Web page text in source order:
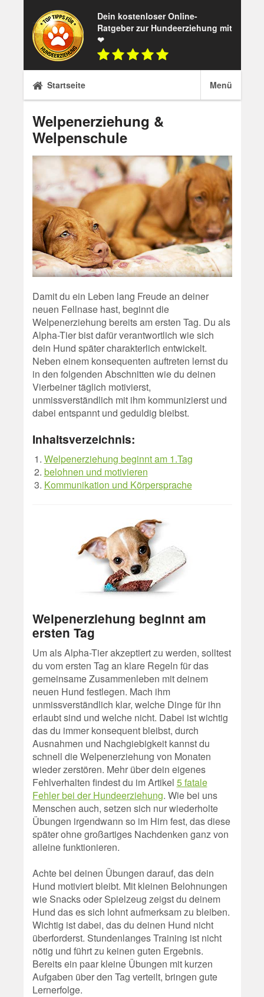
content
Dein kostenloser Online-
Ratgeber zur Hundeerziehung mit
❤
Startseite Menü
Welpenerziehung &
Welpenschule
Damit du ein Leben lang Freude an deiner
neuen Fellnase hast, beginnt die
Welpenerziehung bereits am ersten Tag. Du als
Alpha-Tier bist dafür verantwortlich wie sich
dein Hund später charakterlich entwickelt.
Neben einem konsequenten auftreten lernst du
in den folgenden Abschnitten wie du deinen
Vierbeiner täglich motivierst,
unmissverständlich mit ihm kommunizierst und
dabei entspannt und geduldig bleibst.
Inhaltsverzeichnis:
Welpenerziehung beginnt am 1.Tag
belohnen und motivieren
Kommunikation und Körpersprache
Welpenerziehung beginnt am
ersten Tag
Um als Alpha-Tier akzeptiert zu werden, solltest
du vom ersten Tag an klare Regeln für das
gemeinsame Zusammenleben mit deinem
neuen Hund festlegen. Mach ihm
unmissverständlich klar, welche Dinge für ihn
erlaubt sind und welche nicht. Dabei ist wichtig
das du immer konsequent bleibst, durch
Ausnahmen und Nachgiebigkeit kannst du
schnell die Welpenerziehung von Monaten
wieder zerstören. Mehr über dein eigenes
Fehlverhalten findest du im Artikel 5 fatale
Fehler bei der Hundeerziehung. Wie bei uns
Menschen auch, setzen sich nur wiederholte
Übungen irgendwann so im Hirn fest, das diese
später ohne großartiges Nachdenken ganz von
alleine funktionieren.
Achte bei deinen Übungen darauf, das dein
Hund motiviert bleibt. Mit kleinen Belohnungen
wie Snacks oder Spielzeug zeigst du deinem
Hund das es sich lohnt aufmerksam zu bleiben.
Wichtig ist dabei, das du deinen Hund nicht
überforderst. Stundenlanges Training ist nicht
nötig und führt zu keinen guten Ergebnis.
Bereits ein paar kleine Übungen mit kurzen
Aufgaben über den Tag verteilt, bringen gute
Lernerfolge.